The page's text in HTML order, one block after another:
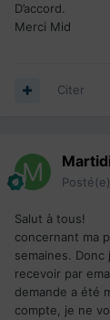
D’accord.
Merci Mid
Citer
Posté(e)
Salut à tous!
concernant ma
semaines. Donc
recevoir par
demande a été
compte, je ne